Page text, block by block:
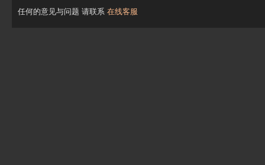
任何的意见与问题 请联系 在线客服